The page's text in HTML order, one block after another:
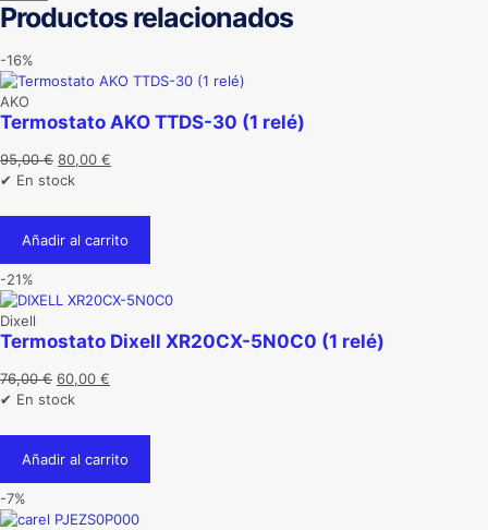
Productos relacionados
-16%
AKO
Termostato AKO TTDS-30 (1 relé)
95,00€ El
precio
era:
95,00 €.
80,00 €
es:
80,00 €.
✔ En stock
Añadir al carrito
-21%
Dixell
Termostato Dixell XR20CX-5N0C0 (1 relé)
76,00€ El
precio
era:
76,00 €.
60,00 €
es:
60,00 €.
✔ En stock
Añadir al carrito
-7%